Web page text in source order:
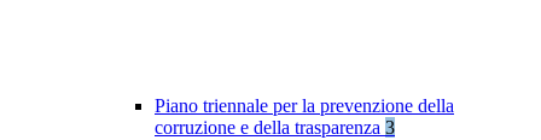
Piano triennale per la prevenzione della
corruzione e della trasparenza 3